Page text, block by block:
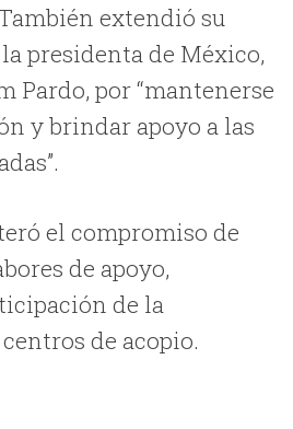
extendió su
presidenta de México,
Pardo, por “mantenerse
y brindar apoyo a las
el compromiso de
de apoyo,
de la
de acopio.